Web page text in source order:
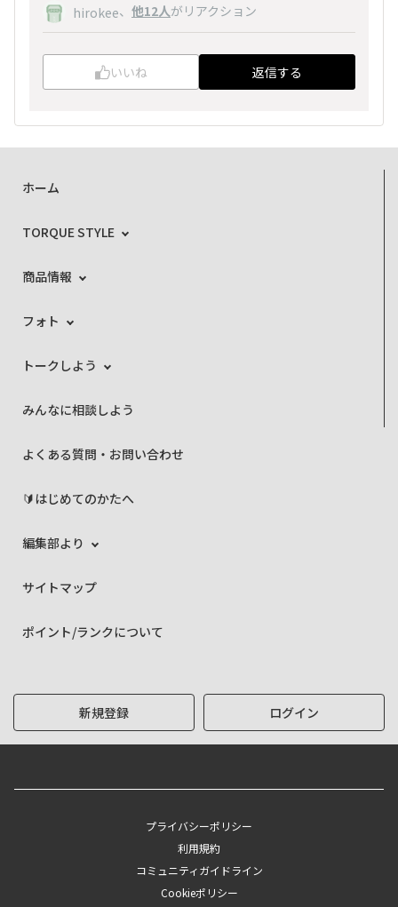
hirokee、 他12人がリアクション
いいね 返信する
ホーム
TORQUE STYLE
商品情報
フォト
トークしよう
みんなに相談しよう
よくある質問・お問い合わせ
🔰はじめてのかたへ
編集部より
サイトマップ
ポイント/ランクについて
新規登録 ログイン
プライバシーポリシー
利用規約
コミュニティガイドライン
Cookieポリシー